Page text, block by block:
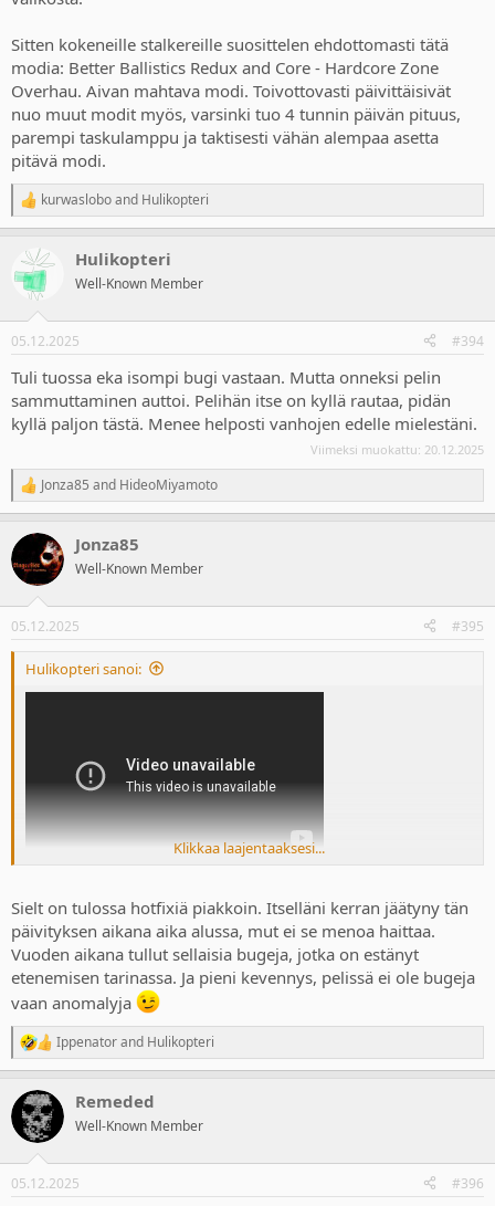
Sitten kokeneille stalkereille suosittelen ehdottomasti tätä
modia: Better Ballistics Redux and Core - Hardcore Zone
Overhau. Aivan mahtava modi. Toivottovasti päivittäisivät
nuo muut modit myös, varsinki tuo 4 tunnin päivän pituus,
parempi taskulamppu ja taktisesti vähän alempaa asetta
pitävä modi.
R
e
c
t
s
kurwasloboand Hulikopteri
Hulikopteri
Well-Known Member
05.12.2025 #394
Tuli tuossa eka isompi bugi vastaan. Mutta onneksi pelin
sammuttaminen auttoi. Pelihän itse on kyllä rautaa, pidän
kyllä paljon tästä. Menee helposti vanhojen edelle mielestäni.
Viimeksi muokattu: 20.12.2025
R
e
c
t
i
s
:
Jonza85 and HideoMiyamoto
Jonza85
Well-Known Member
05.12.2025 #395
Hulikopteri sanoi:
sammuttaminen auttoi. Pelihän itse on kyllä rautaa, pidän kyllä
paljon tästä. Menee helposti vanhojen edelle mielestäni.
Klikkaa laajentaaksesi...
Sielt on tulossa hotfixiä piakkoin. Itselläni kerran jäätyny tän
päivityksen aikana aika alussa, mut ei se menoa haittaa.
Vuoden aikana tullut sellaisia bugeja, jotka on estänyt
etenemisen tarinassa. Ja pieni kevennys, pelissä ei ole bugeja
vaan anomalyja
R
e
c
t
i
s
Ippenatorand Hulikopteri
Remeded
Well-Known Member
05.12.2025 #396